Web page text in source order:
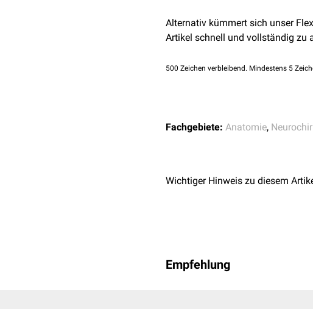
Alternativ kümmert sich unser
Artikel schnell und vollständig zu
500 Zeichen verbleibend. Mindestens 5
Fachgebiete: Anatomie,
Wichtiger Hinweis zu diesem
Empfehlung